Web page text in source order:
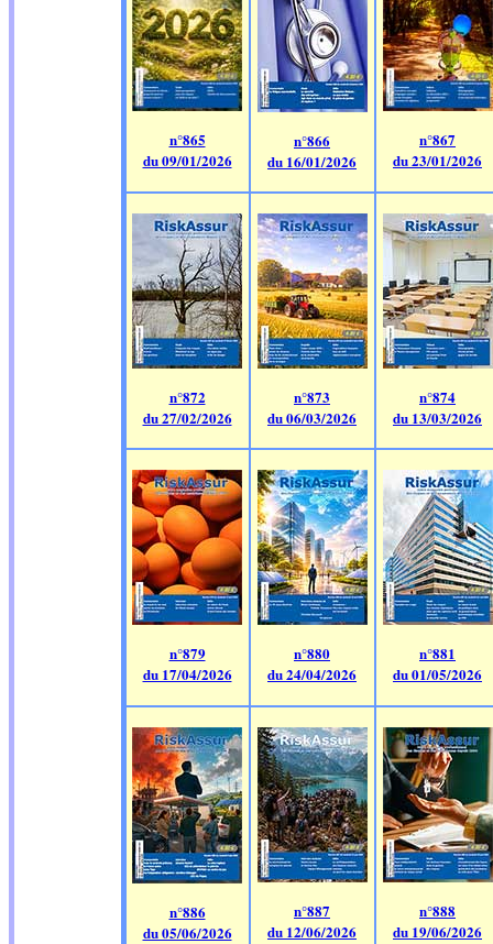
n°865
du 09/01/2026
n°866
du 16/01/2026
n°867
du 23/01/2026
n°872
du 27/02/2026
n°873
du 06/03/2026
n°874
du 13/03/2026
n°879
du 17/04/2026
n°880
du 24/04/2026
n°881
du 01/05/2026
n°886
du 05/06/2026
n°887
du 12/06/2026
n°888
du 19/06/2026